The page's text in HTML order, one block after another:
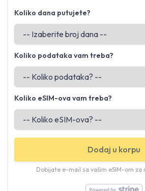
Koliko dana putujete?
Koliko podataka vam treba?
Koliko eSIM-ova vam treba?
Dodaj u korpu
Dobijate e-mail sa vašim eSIM-om za